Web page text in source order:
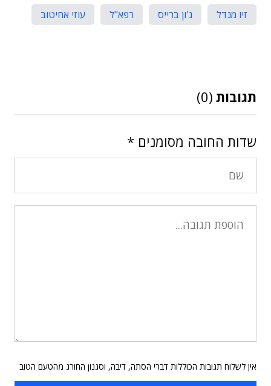
זיו מנדל ג'ון ברייס רפא"ל עוזי אחיטוב
תגובות (0)
שדות החובה מסומנים *
אין לשלוח תגובות הכוללות דברי הסתה, דיבה, וסגנון החורג מהטעם הטוב